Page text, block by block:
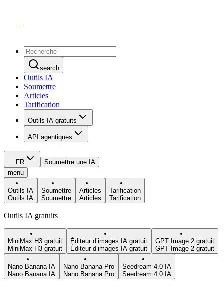
search
Outils IA
Soumettre
Articles
Tarification
Outils IA gratuits
API agentiques
FR
Soumettre une IA
menu
Outils IA
Outils IA
Soumettre
Soumettre
Articles
Articles
Tarification
Tarification
Outils IA gratuits
MiniMax H3 gratuit
MiniMax H3 gratuit
Éditeur d’images IA gratuit
Éditeur d’images IA gratuit
GPT Image 2 gratuit
GPT Image 2 gratuit
Nano Banana IA
Nano Banana IA
Nano Banana Pro
Nano Banana Pro
Seedream 4.0 IA
Seedream 4.0 IA